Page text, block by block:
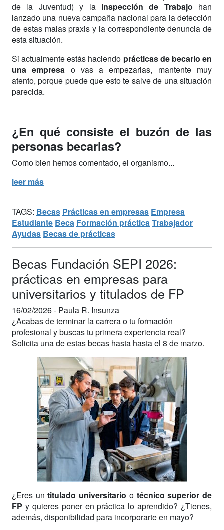
de la Juventud) y la Inspección de Trabajo han
lanzado una nueva campaña nacional para la detección
de estas malas praxis y la correspondiente denuncia de
esta situación.
Si actualmente estás haciendo prácticas de becario en
una empresa o vas a empezarlas, mantente muy
atento, porque puede que esto te salve de una situación
parecida.
¿En qué consiste el buzón de las
personas becarias?
Como bien hemos comentado, el organismo...
leer más
TAGS: Becas Prácticas en empresas Empresa
Estudiante Beca Formación prácticaTrabajador
Ayudas Becas de prácticas
Becas Fundación SEPI 2026:
prácticas en empresas para
universitarios y titulados de FP
16/02/2026 - Paula R. Insunza
¿Acabas de terminar la carrera o tu formación
profesional y buscas tu primera experiencia real?
Solicita una de estas becas hasta hasta el 8 de marzo.
¿Eres untitulado universitario o técnico superior de
FP y quieres poner en práctica lo aprendido? ¿Tienes,
además, disponibilidad para incorporarte en mayo?